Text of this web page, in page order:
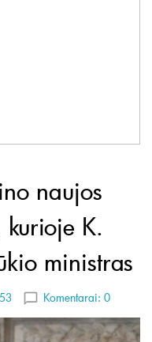
naujos
kurioje K.
ministras
Komentarai: 0